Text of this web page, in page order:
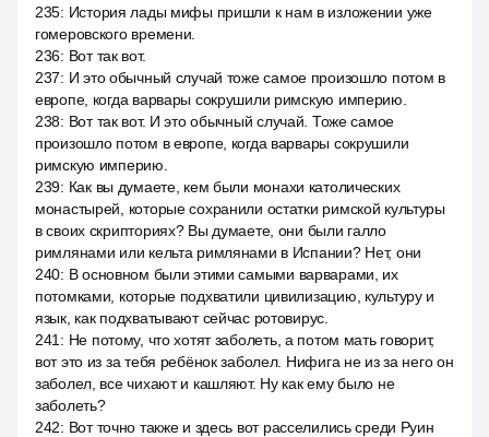
235: История лады мифы пришли к нам в изложении уже
гомеровского времени.
236: Вот так вот.
237: И это обычный случай тоже самое произошло потом в
европе, когда варвары сокрушили римскую империю.
238: Вот так вот. И это обычный случай. Тоже самое
произошло потом в европе, когда варвары сокрушили
римскую империю.
239: Как вы думаете, кем были монахи католических
монастырей, которые сохранили остатки римской культуры
в своих скрипториях? Вы думаете, они были галло
римлянами или кельта римлянами в Испании? Нет, они
240: В основном были этими самыми варварами, их
потомками, которые подхватили цивилизацию, культуру и
язык, как подхватывают сейчас ротовирус.
241 : Не потому, что хотят заболеть, а потом мать говорит,
вот это из за тебя ребёнок заболел. Нифига не из за него он
заболел, все чихают и кашляют. Ну как ему было не
заболеть?
242: Вот точно также и здесь вот расселились среди Руин